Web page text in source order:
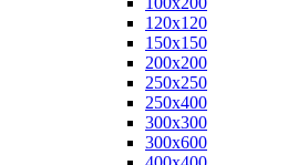
120х120
150х150
200х200
250х250
250х400
300х300
300х600